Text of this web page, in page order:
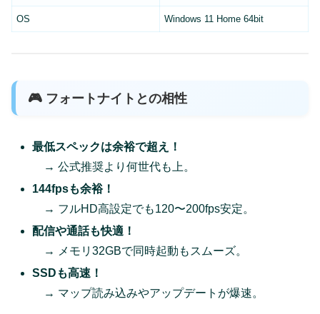
OS Windows 11 Home 64bit
🎮 フォートナイトとの相性
最低スペックは余裕で超え！
→ 公式推奨より何世代も上。
144fpsも余裕！
→ フルHD高設定でも120〜200fps安定。
配信や通話も快適！
→ メモリ32GBで同時起動もスムーズ。
SSDも高速！
→ マップ読み込みやアップデートが爆速。